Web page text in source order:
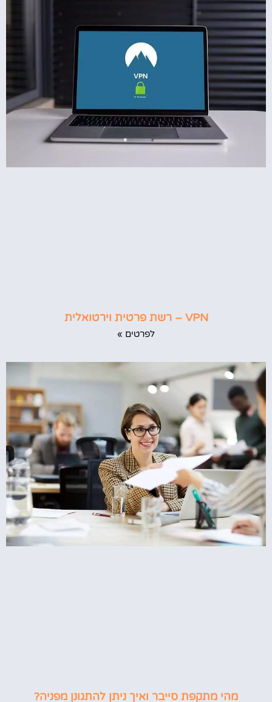
VPN – רשת פרטית וירטואלית
לפרטים »
מהי מתקפת סייבר ואיך ניתן להתגונן מפניה?